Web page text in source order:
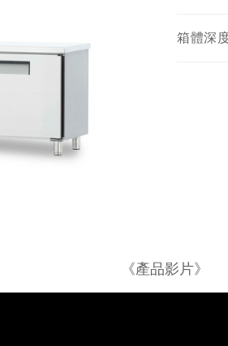
箱體深
《產品影片》